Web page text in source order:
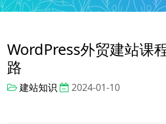
WordPress外贸建站课
路
建站知识 2024-01-10